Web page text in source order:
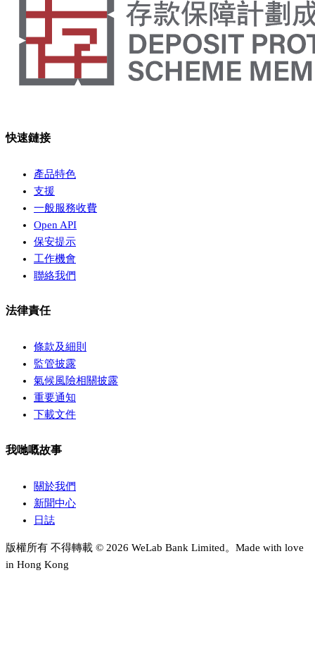
快速鏈接
產品特色
支援
一般服務收費
Open API
保安提示
工作機會
聯絡我們
法律責任
條款及細則
監管披露
氣候風險相關披露
重要通知
下載文件
我哋嘅故事
關於我們
新聞中心
日誌
版權所有 不得轉載 © 2026 WeLab Bank Limited。Made with love
in Hong Kong